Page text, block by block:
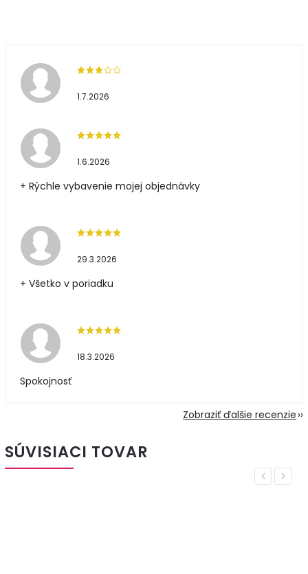
1.7.2026
1.6.2026
+ Rýchle vybavenie mojej objednávky
29.3.2026
+ Všetko v poriadku
18.3.2026
Spokojnosť
Zobraziť ďalšie recenzie
SÚVISIACI TOVAR
Previous
Next